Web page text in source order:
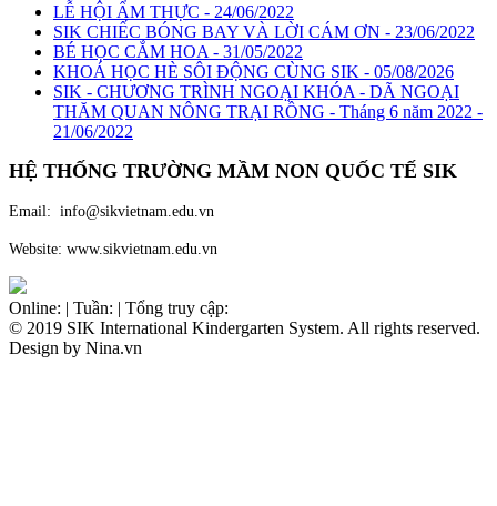
LỄ HỘI ẨM THỰC - 24/06/2022
SIK CHIẾC BÓNG BAY VÀ LỜI CÁM ƠN - 23/06/2022
BÉ HỌC CẮM HOA - 31/05/2022
KHOÁ HỌC HÈ SÔI ĐỘNG CÙNG SIK - 05/08/2026
SIK - CHƯƠNG TRÌNH NGOẠI KHÓA - DÃ NGOẠI
THĂM QUAN NÔNG TRẠI RỒNG - Tháng 6 năm 2022 -
21/06/2022
HỆ THỐNG TRƯỜNG MẦM NON QUỐC TẾ SIK
Email: info@sikvietnam.edu.vn
Website: www.sikvietnam.edu.vn
Online: | Tuần: | Tổng truy cập:
© 2019 SIK International Kindergarten System. All rights reserved.
Design by Nina.vn